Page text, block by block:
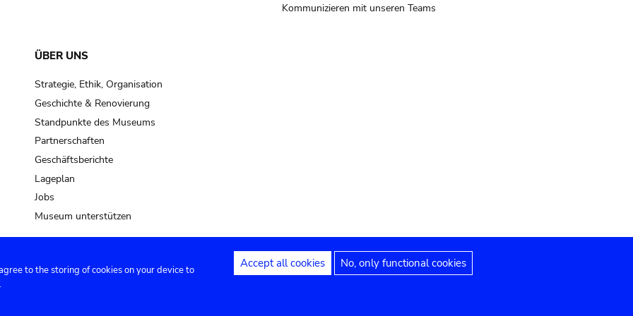
Kommunizieren mit unseren Teams
ÜBER UNS
Strategie, Ethik, Organisation
Geschichte & Renovierung
Standpunkte des Museums
Partnerschaften
Geschäftsberichte
Lageplan
Jobs
Museum unterstützen
Privacy settings Rechtliche Hinweise Erklärung zur Barrierefreiheit
to the storing of cookies on your device to
Accept all cookies No, only functional cookies